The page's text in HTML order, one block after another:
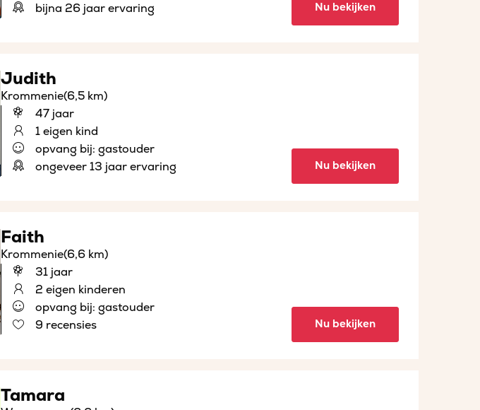
bijna 26 jaar ervaring
Nu bekijken
Judith
Krommenie(6,5 km)
47 jaar
1 eigen kind
opvang bij: gastouder
ongeveer 13 jaar ervaring
Nu bekijken
Faith
Krommenie(6,6 km)
31 jaar
2 eigen kinderen
opvang bij: gastouder
9 recensies
Nu bekijken
Tamara